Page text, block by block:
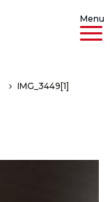
Menu
IMG_3449[1]